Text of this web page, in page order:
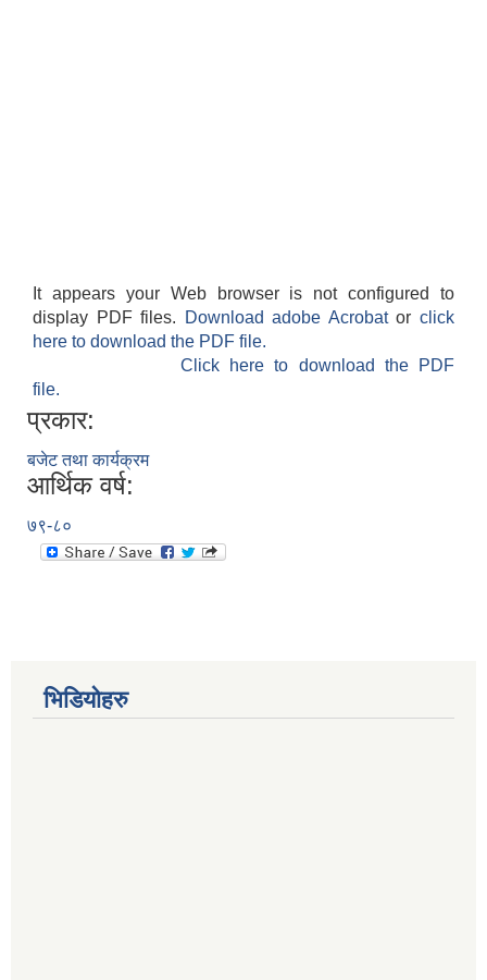
It appears your Web browser is not configured to
display PDF files.
Download adobe Acrobatorclick
here to download the PDF file.
Click here to download the PDF
file.
प्रकार:
बजेट तथा कार्यक्रम
आर्थिक वर्ष:
७९-८०
भिडियोहरु